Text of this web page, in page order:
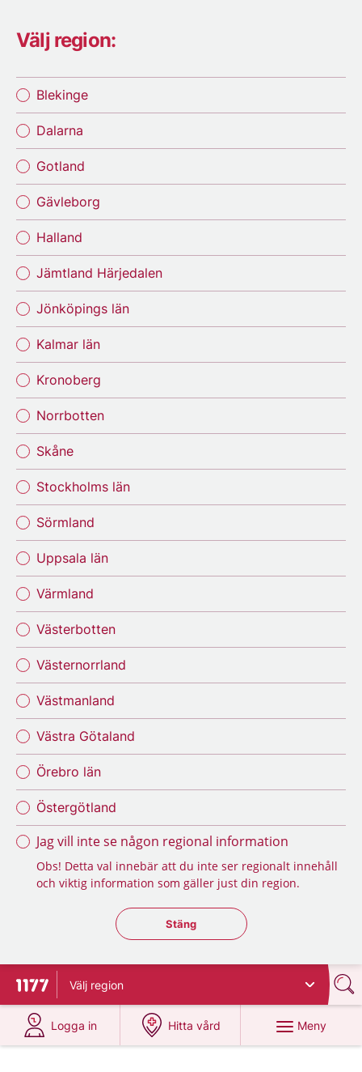
Välj region:
Blekinge
Dalarna
Gotland
Gävleborg
Halland
Jämtland Härjedalen
Jönköpings län
Kalmar län
Kronoberg
Norrbotten
Skåne
Stockholms län
Sörmland
Uppsala län
Värmland
Västerbotten
Västernorrland
Västmanland
Västra Götaland
Örebro län
Östergötland
Jag vill inte se någon regional information
Obs! Detta val innebär att du inte ser regionalt innehåll
och viktig information som gäller just din region.
Stäng regionsväljaren
Stäng
Till startsidan för 1177
Välj region
Logga in
på 1177.se
Hitta vård
på 1177.se
Meny